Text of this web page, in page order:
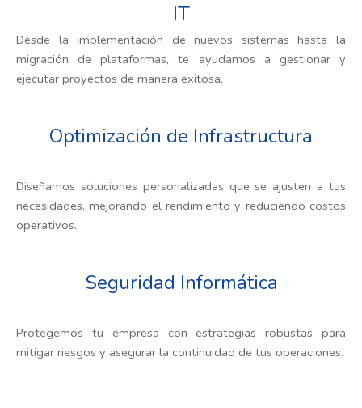
IT
Desde la implementación de nuevos sistemas hasta la
migración de plataformas, te ayudamos a gestionar y
ejecutar proyectos de manera exitosa.
Optimización de Infrastructura
Diseñamos soluciones personalizadas que se ajusten a tus
necesidades, mejorando el rendimiento y reduciendo costos
operativos.
Seguridad Informática
Protegemos tu empresa con estrategias robustas para
mitigar riesgos y asegurar la continuidad de tus operaciones.